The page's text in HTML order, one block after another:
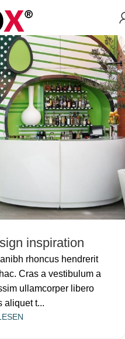
inspiration
rhoncus hendrerit
Cras a vestibulum a
ullamcorper libero
aliquet t...